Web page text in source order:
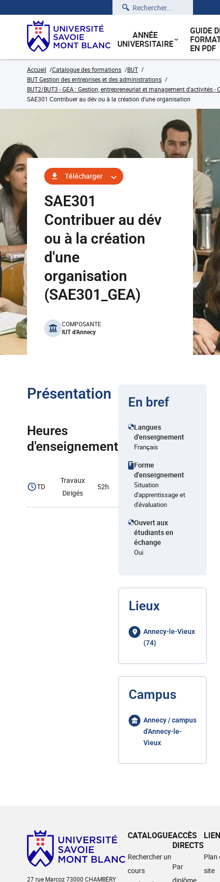
Rechercher
ANNÉE
UNIVERSITAIRE
GUIDE
EN PDF
Accueil Catalogue des formations
BUT
BUT Gestion des entreprises et des administrations
BUT2/BUT3 - GEA : Gestion, entrepreneuriat et management d'activités -
SAE301 Contribuer au dév ou à la création d'une organisation
Télécharger
SAE301
Contribuer au dév
ou à la création
d'une
organisation
(SAE301_GEA)
benefits
COMPOSANTE
IUT d'Annecy
Présentation
Heures
d'enseignement
TD
Travaux
Dirigés
52h
En bref
Langues
d'enseignement
Français
Forme
d'enseignement
Situation
d'apprentissage et
d'évaluation
Ouvert aux
étudiants en
échange
Oui
Lieux
Annecy-le-Vieux
(74)
Campus
Annecy / campus
d'Annecy-le-
Vieux
27 rue Marcoz 73000 CHAMBÉRY
CATALOGUE
Rechercher un
cours
ACCÈS
DIRECTS
Par
Plan
site